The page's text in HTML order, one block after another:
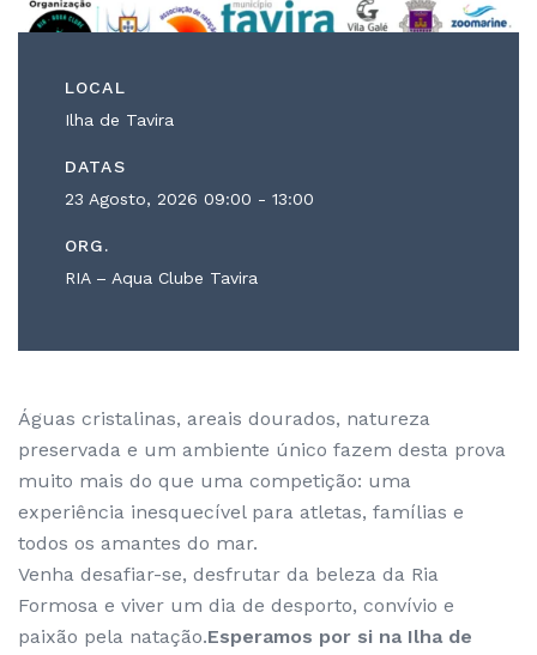
LOCAL
Ilha de Tavira
DATAS
23 Agosto, 2026 09:00 - 13:00
ORG.
RIA – Aqua Clube Tavira
Águas cristalinas, areais dourados, natureza
preservada e um ambiente único fazem desta prova
muito mais do que uma competição: uma
experiência inesquecível para atletas, famílias e
todos os amantes do mar.
Venha desafiar-se, desfrutar da beleza da Ria
Formosa e viver um dia de desporto, convívio e
paixão pela natação.Esperamos por si na Ilha de